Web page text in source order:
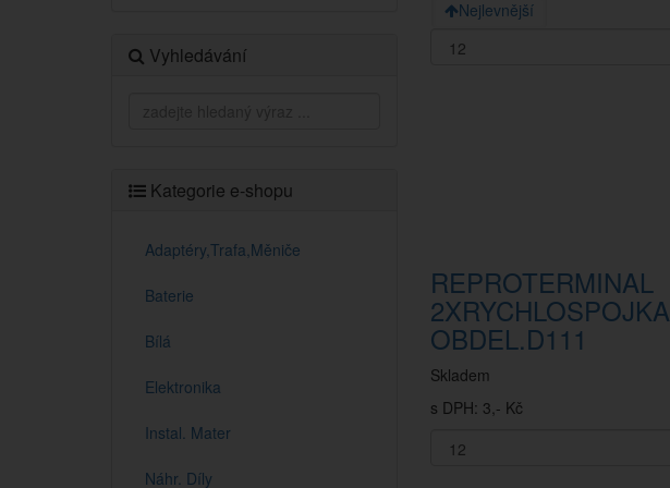
Vyhledávání
Kategorie e-shopu
Adaptéry,Trafa,Měniče
Baterie
Bílá
Elektronika
Instal. Mater
Náhr. Díly
Nejlevnější
REPROTERMINAL
2XRYCHLOSPOJKA
OBDEL.D111
Skladem
s DPH: 3,- Kč